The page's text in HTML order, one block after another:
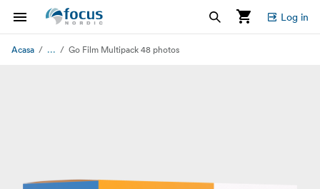
Log in
Acasa ... Go Film Multipack 48 photos